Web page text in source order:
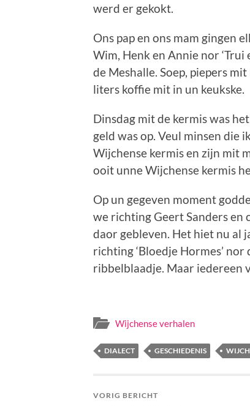
werd er gekokt.
Ons pap en ons mam gingen
Wim, Henk en Annie nor ‘Trui
de Meshalle. Soep, piepers
liters koffie mit in un keukske.
Dinsdag mit de kermis was
geld was op. Veul minsen die
Wijchense kermis en zijn mit
ooit unne Wijchense kermis
Op un gegeven moment
we richting Geert Sanders en
daor gebleven. Het hiet nu al
richting ‘Bloedje Hormes’
ribbelblaadje. Maar iedereen
Wijchense verhalen
DIALECT GESCHIEDENIS
VORIG BERICHT